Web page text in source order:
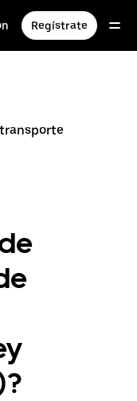
Regístrate